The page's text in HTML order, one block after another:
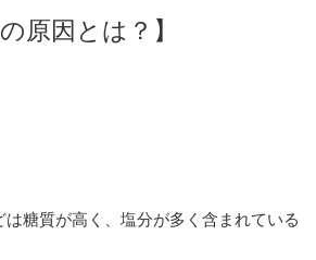
原因とは？】
糖質が高く、塩分が多く含まれている